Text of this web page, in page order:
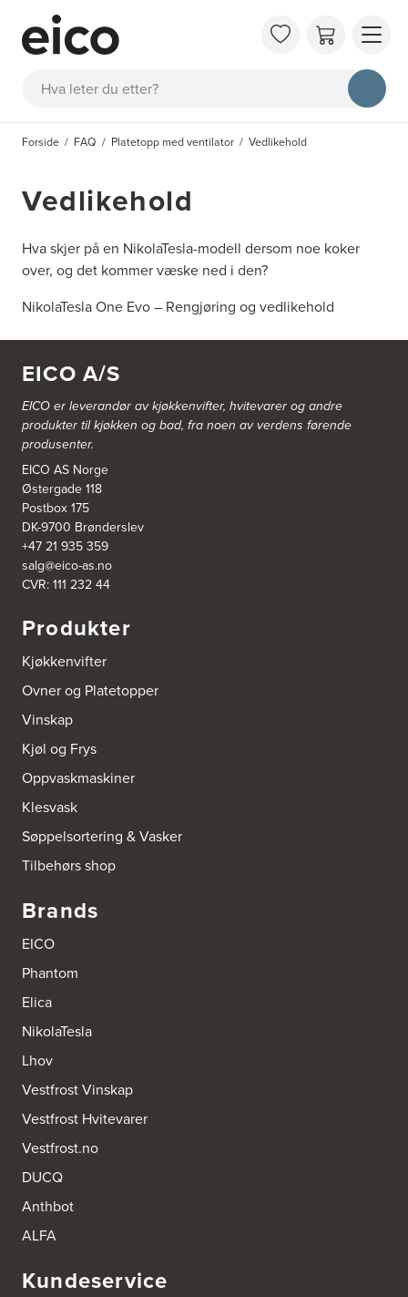
Søk
OM
FAQ
Forside FAQ Platetopp med ventilator Vedlikehold
Vedlikehold
Hva skjer på en NikolaTesla-modell dersom noe koker
over, og det kommer væske ned i den?
NikolaTesla One Evo – Rengjøring og vedlikehold
EICO A/S
EICO er leverandør av kjøkkenvifter, hvitevarer og andre
produkter til kjøkken og bad, fra noen av verdens førende
produsenter.
EICO AS Norge
Østergade 118
Postbox 175
DK-9700 Brønderslev
+47 21 935 359
salg@eico-as.no
CVR: 111 232 44
Produkter
Kjøkkenvifter
Ovner og Platetopper
Vinskap
Kjøl og Frys
Oppvaskmaskiner
Klesvask
Søppelsortering & Vasker
Tilbehørs shop
Brands
EICO
Phantom
Elica
NikolaTesla
Lhov
Vestfrost Vinskap
Vestfrost Hvitevarer
Vestfrost.no
DUCQ
Anthbot
ALFA
Kundeservice